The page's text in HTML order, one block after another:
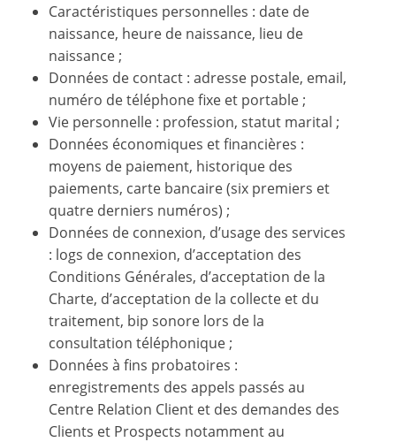
Caractéristiques personnelles : date de
naissance, heure de naissance, lieu de
naissance ;
Données de contact : adresse postale, email,
numéro de téléphone fixe et portable ;
Vie personnelle : profession, statut marital ;
Données économiques et financières :
moyens de paiement, historique des
paiements, carte bancaire (six premiers et
quatre derniers numéros) ;
Données de connexion, d’usage des services
: logs de connexion, d’acceptation des
Conditions Générales, d’acceptation de la
Charte, d’acceptation de la collecte et du
traitement, bip sonore lors de la
consultation téléphonique ;
Données à fins probatoires :
enregistrements des appels passés au
Centre Relation Client et des demandes des
Clients et Prospects notamment au